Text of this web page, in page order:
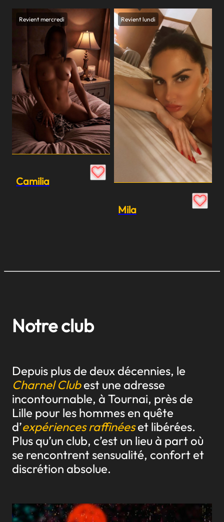
Revient mercredi
Camilia
Revient lundi
Mila
Notre club
Depuis plus de deux décennies, le
Charnel Clubest une adresse
incontournable, à Tournai, près de
Lille pour les hommes en quête
d’expériences raffinéeset libérées.
Plus qu’un club, c’est un lieu à part où
se rencontrent sensualité, confort et
discrétion absolue.